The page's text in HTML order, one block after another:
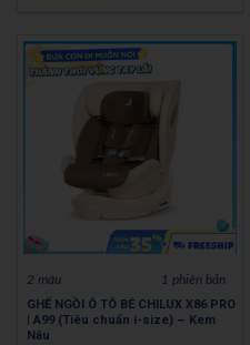
2 màu 1 phiên bản
GHẾ NGỒI Ô TÔ BÉ CHILUX X86 PRO
| A99 (Tiêu chuẩn i-size) – Kem
Nâu